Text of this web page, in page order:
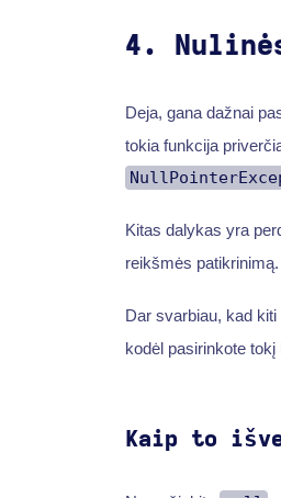
4.
Deja, gana dažnai
tokia funkcija
Kitas dalykas yra
reikšmės
Dar svarbiau, kad
kodėl pasirinkote
Kaip to